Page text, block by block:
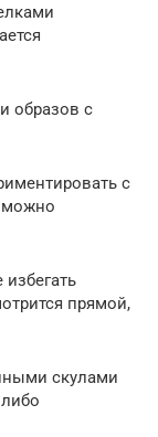
образов с
с
можно
прямой,
скулами